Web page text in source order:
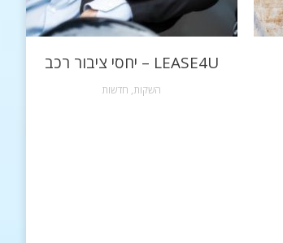
LEASE4U – יחסי ציבור רכב
השקות, חדשות